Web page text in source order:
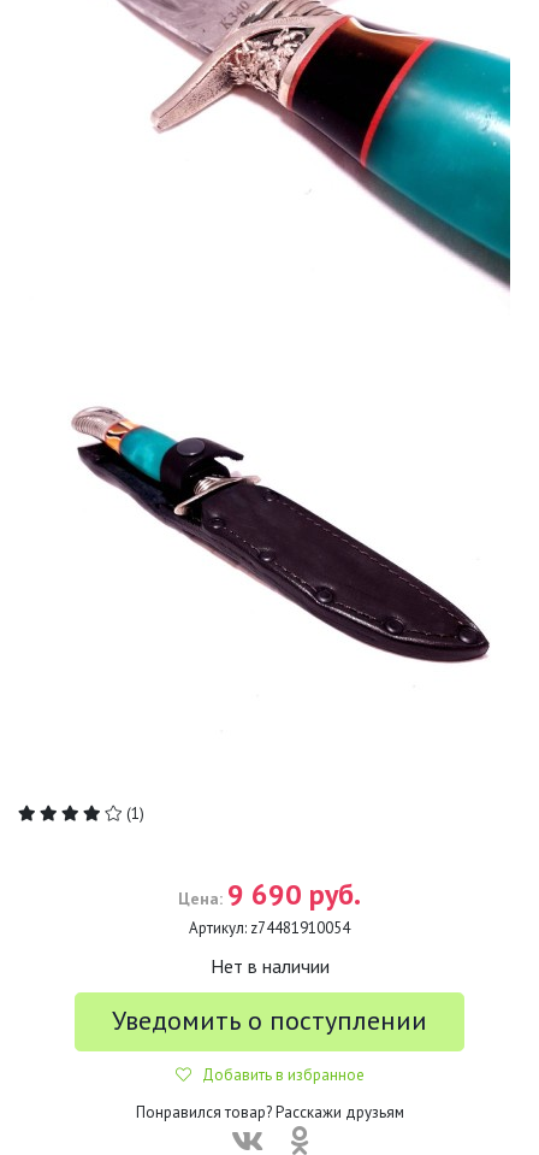
(1)
Цена: 9 690 руб.
Артикул: z74481910054
Нет в наличии
Уведомить о поступлении
Добавить в избранное
Понравился товар? Расскажи друзьям